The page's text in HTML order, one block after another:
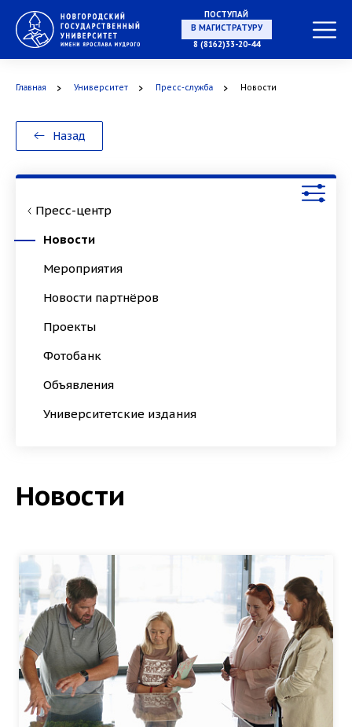
ПОСТУПАЙ
НА СПЕЦИАЛИТЕТ
8 (8162)33-20-44
Главная Университет Пресс-служба Новости
Назад
Пресс-центр
Новости
Мероприятия
Новости партнёров
Проекты
Фотобанк
Объявления
Университетские издания
Новости